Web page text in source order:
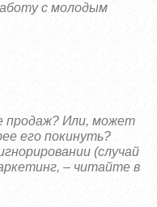
с молодым
продаж? Или, может
его покинуть?
(случай
– читайте в